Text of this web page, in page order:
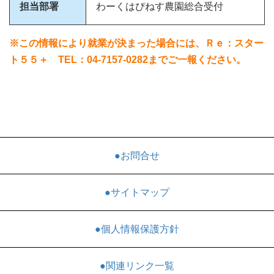
担当部署 わーくはぴねす農園総合受付
※この情報により就業が決まった場合には、Ｒｅ：スター
ト５５＋ TEL：04-7157-0282までご一報ください。
●お問合せ
●サイトマップ
●個人情報保護方針
●関連リンク一覧